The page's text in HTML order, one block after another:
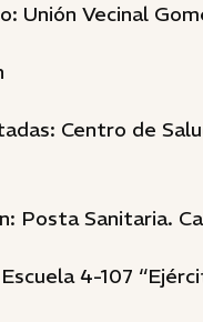
Unión Vecinal
Centro de
Posta Sanitaria.
4-107